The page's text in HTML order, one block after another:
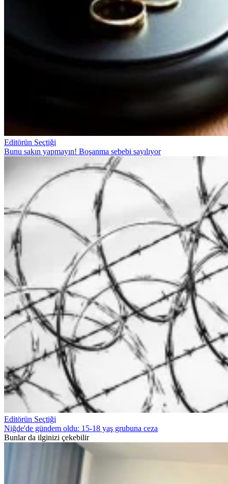
Editörün Seçtiği
Bunu sakın yapmayın! Boşanma sebebi sayılıyor
Editörün Seçtiği
Niğde'de gündem oldu: 15-18 yaş grubuna ceza
Bunlar da ilginizi çekebilir